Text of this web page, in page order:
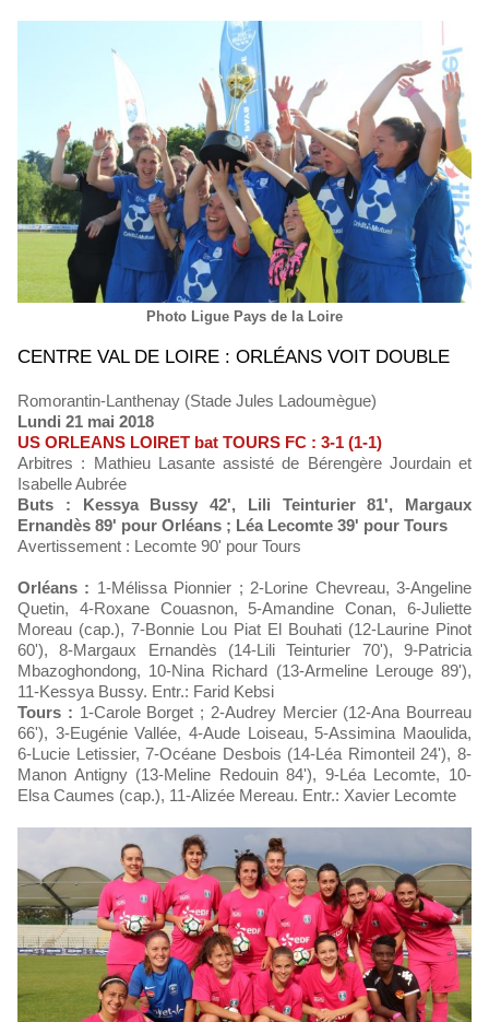
Photo Ligue Pays de la Loire
CENTRE VAL DE LOIRE : ORLÉANS VOIT DOUBLE
Romorantin-Lanthenay (Stade Jules Ladoumègue)
Lundi 21 mai 2018
US ORLEANS LOIRET bat TOURS FC : 3-1 (1-1)
Arbitres : Mathieu Lasante assisté de Bérengère Jourdain et
Isabelle Aubrée
Buts : Kessya Bussy 42', Lili Teinturier 81', Margaux
Ernandès 89' pour Orléans ; Léa Lecomte 39' pour Tours
Avertissement : Lecomte 90' pour Tours
Orléans : 1-Mélissa Pionnier ; 2-Lorine Chevreau, 3-Angeline
Quetin, 4-Roxane Couasnon, 5-Amandine Conan, 6-Juliette
Moreau (cap.), 7-Bonnie Lou Piat El Bouhati (12-Laurine Pinot
60'), 8-Margaux Ernandès (14-Lili Teinturier 70'), 9-Patricia
Mbazoghondong, 10-Nina Richard (13-Armeline Lerouge 89'),
11-Kessya Bussy. Entr.: Farid Kebsi
Tours : 1-Carole Borget ; 2-Audrey Mercier (12-Ana Bourreau
66'), 3-Eugénie Vallée, 4-Aude Loiseau, 5-Assimina Maoulida,
6-Lucie Letissier, 7-Océane Desbois (14-Léa Rimonteil 24'), 8-
Manon Antigny (13-Meline Redouin 84'), 9-Léa Lecomte, 10-
Elsa Caumes (cap.), 11-Alizée Mereau. Entr.: Xavier Lecomte